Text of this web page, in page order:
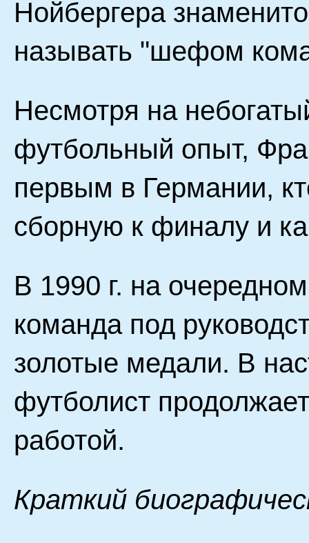
Нойбергера
называть "шефом
Несмотря на
футбольный опыт,
первым в Германии,
сборную к финалу и
В 1990 г. на
команда под
золотые медали. В
футболист
работой.
Краткий